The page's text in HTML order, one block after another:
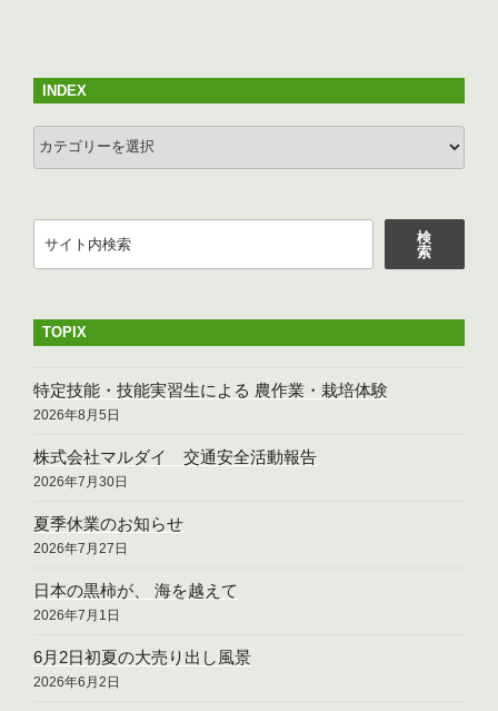
INDEX
INDEX
検
索
TOPIX
特定技能・技能実習生による 農作業・栽培体験
2026年8月5日
株式会社マルダイ 交通安全活動報告
2026年7月30日
夏季休業のお知らせ
2026年7月27日
日本の黒柿が、 海を越えて
2026年7月1日
6月2日初夏の大売り出し風景
2026年6月2日